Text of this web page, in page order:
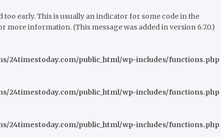
early. This is usually an indicator for some code in the
more information. (This message was added in version 6.7.0.)
24timestoday.com/public_html/wp-includes/functions.php
24timestoday.com/public_html/wp-includes/functions.php
24timestoday.com/public_html/wp-includes/functions.php